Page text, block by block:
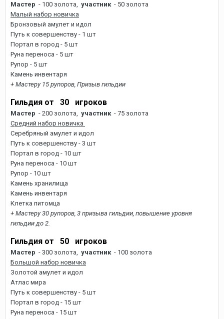
Мастер - 100 золота, участник - 50 золота
Малый набор новичка
Бронзовый амулет и идол
Путь к совершенству - 1 шт
Портал в город - 5 шт
Руна переноса - 5 шт
Рупор - 5 шт
Камень инвентаря
+ Мастеру 15 рупоров, Призыв гильдии
Гильдия от 30 игроков
Мастер - 200 золота, участник- 75 золота
Средний набор новичка
Серебряный амулет и идол
Путь к совершенству - 3 шт
Портал в город - 10 шт
Руна переноса - 10 шт
Рупор - 10 шт
Камень хранилища
Камень инвентаря
Клетка питомца
+ Мастеру 30 рупоров, 3 призыва гильдии, повышение уровня
гильдии до 2.
Гильдия от 50 игроков
Мастер - 300 золота, участник - 100 золота
Большой набор новичка
Золотой амулет и идол
Атлас мира
Путь к совершенству - 5 шт
Портал в город - 15 шт
Руна переноса - 15 шт